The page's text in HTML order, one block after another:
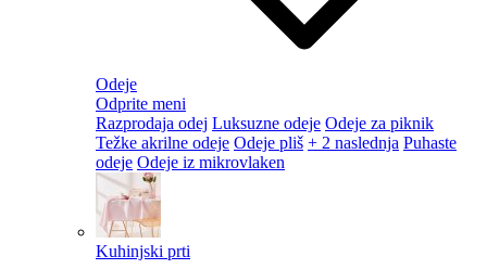
Odeje
Odprite meni
Razprodaja odej Luksuzne odeje Odeje za piknik
Težke akrilne odeje Odeje pliš + 2 naslednja Puhaste
odeje Odeje iz mikrovlaken
Kuhinjski prti